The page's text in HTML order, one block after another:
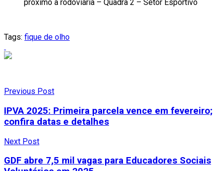
próximo à rodoviária – Quadra 2 – Setor Esportivo
Tags: fique de olho
Previous Post
IPVA 2025: Primeira parcela vence em fevereiro;
confira datas e detalhes
Next Post
GDF abre 7,5 mil vagas para Educadores Sociais